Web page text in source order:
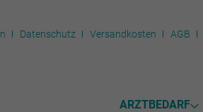
Datenschutz Versandkosten AGB
ARZTBEDARF